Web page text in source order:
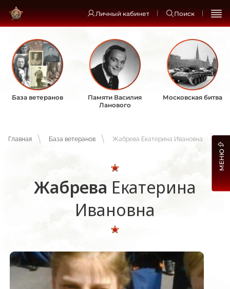
Личный кабинет Поиск
База ветеранов
Памяти Василия
Ланового
Московская битва
Главная База ветеранов Жабрева Екатерина Ивановна
Жабрева Екатерина
Ивановна
МЕНЮ